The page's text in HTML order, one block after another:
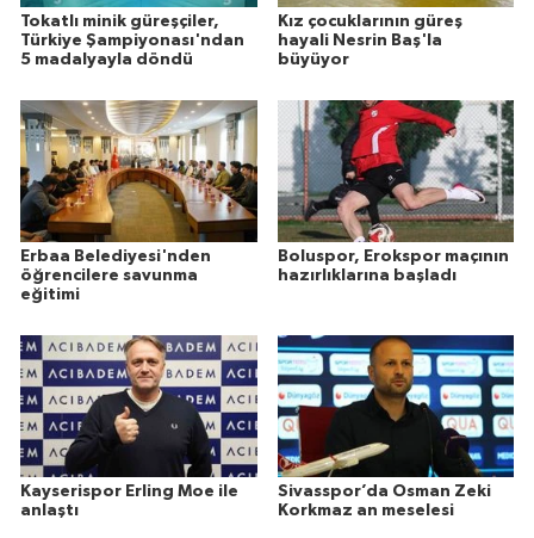
Tokatlı minik güreşçiler,
Türkiye Şampiyonası'ndan
5 madalyayla döndü
Kız çocuklarının güreş
hayali Nesrin Baş'la
büyüyor
Erbaa Belediyesi'nden
öğrencilere savunma
eğitimi
Boluspor, Erokspor maçının
hazırlıklarına başladı
Kayserispor Erling Moe ile
anlaştı
Sivasspor’da Osman Zeki
Korkmaz an meselesi